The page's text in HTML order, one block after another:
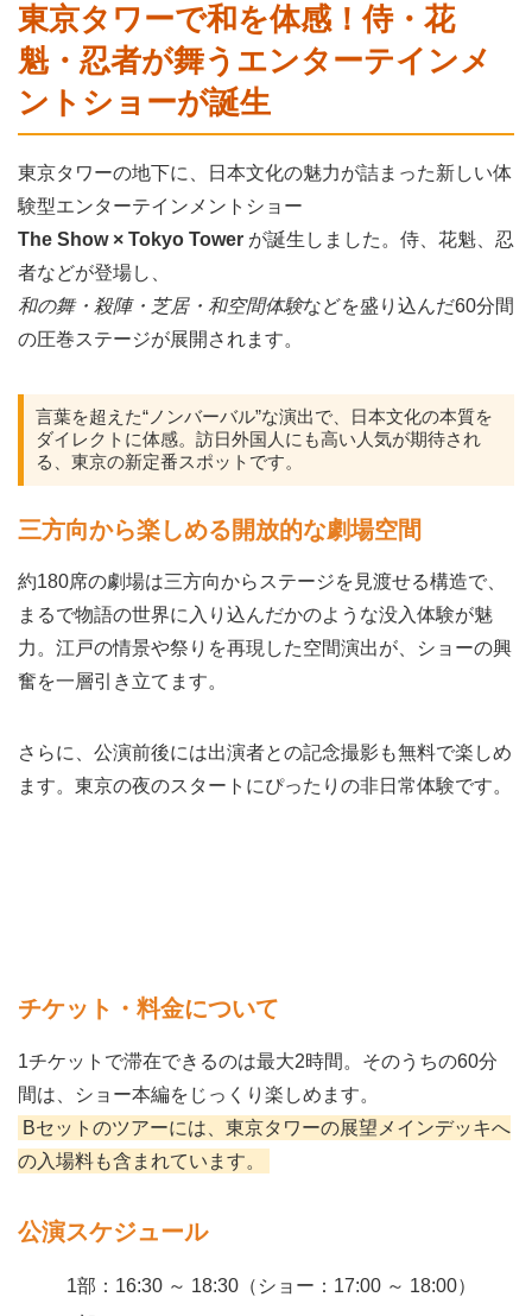
東京タワーで和を体感！侍・花
魁・忍者が舞うエンターテインメ
ントショーが誕生
東京タワーの地下に、日本文化の魅力が詰まった新しい体
験型エンターテインメントショー
The Show × Tokyo Tower が誕生しました。侍、花魁、忍
者などが登場し、
和の舞・殺陣・芝居・和空間体験などを盛り込んだ60分間
の圧巻ステージが展開されます。
言葉を超えた“ノンバーバル”な演出で、日本文化の本質を
ダイレクトに体感。訪日外国人にも高い人気が期待され
る、東京の新定番スポットです。
三方向から楽しめる開放的な劇場空間
約180席の劇場は三方向からステージを見渡せる構造で、
まるで物語の世界に入り込んだかのような没入体験が魅
力。江戸の情景や祭りを再現した空間演出が、ショーの興
奮を一層引き立てます。
さらに、公演前後には出演者との記念撮影も無料で楽しめ
ます。東京の夜のスタートにぴったりの非日常体験です。
チケット・料金について
1チケットで滞在できるのは最大2時間。そのうちの60分
間は、ショー本編をじっくり楽しめます。
Bセットのツアーには、東京タワーの展望メインデッキへ
の入場料も含まれています。
公演スケジュール
1部：16:30 ～ 18:30（ショー：17:00 ～ 18:00）